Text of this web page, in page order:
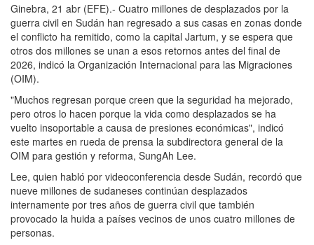
Ginebra, 21 abr (EFE).- Cuatro millones de desplazados por la
guerra civil en Sudán han regresado a sus casas en zonas donde
el conflicto ha remitido, como la capital Jartum, y se espera que
otros dos millones se unan a esos retornos antes del final de
2026, indicó la Organización Internacional para las Migraciones
(OIM).
"Muchos regresan porque creen que la seguridad ha mejorado,
pero otros lo hacen porque la vida como desplazados se ha
vuelto insoportable a causa de presiones económicas", indicó
este martes en rueda de prensa la subdirectora general de la
OIM para gestión y reforma, SungAh Lee.
Lee, quien habló por videoconferencia desde Sudán, recordó que
nueve millones de sudaneses continúan desplazados
internamente por tres años de guerra civil que también
provocado la huida a países vecinos de unos cuatro millones de
personas.